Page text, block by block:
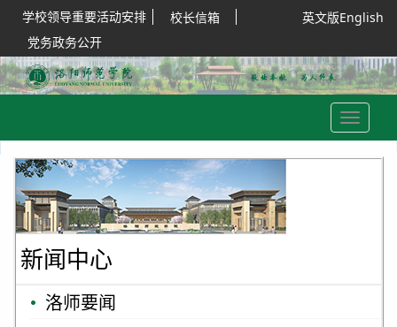
学校领导重要活动安排
校长信箱
党务政务公开
英文版English
Toggle
navigation
新闻中心
洛师要闻